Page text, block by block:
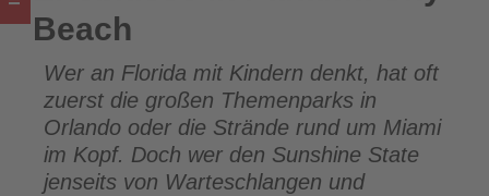
Beach
Wer an Florida mit Kindern denkt, hat oft
zuerst die großen Themenparks in
Orlando oder die Strände rund um Miami
im Kopf. Doch wer den Sunshine State
jenseits von Warteschlangen und